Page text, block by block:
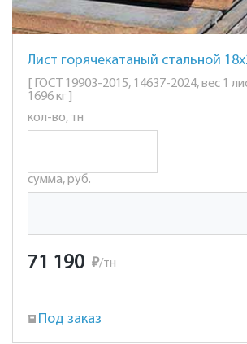
[ ГОСТ 19903-2015, 14637-2024, вес 1
1696 кг ]
кол-во, тн
сумма, руб.
71 190 ₽/тн
Под заказ